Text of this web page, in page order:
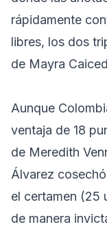
rápidamente
libres, los dos
de Mayra
Aunque
ventaja de 18
de Meredith
Álvarez
el certamen (25
de manera